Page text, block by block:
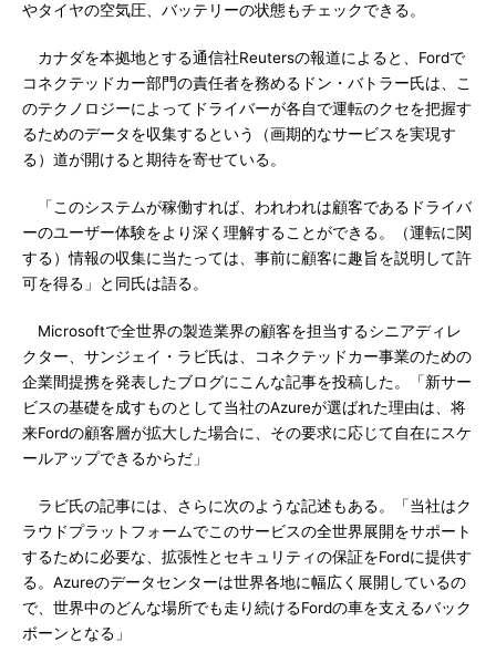
やタイヤの空気圧、バッテリーの状態もチェックできる。
カナダを本拠地とする通信社Reutersの報道によると、Fordで
コネクテッドカー部門の責任者を務めるドン・バトラー氏は、こ
のテクノロジーによってドライバーが各自で運転のクセを把握す
るためのデータを収集するという（画期的なサービスを実現す
る）道が開けると期待を寄せている。
「このシステムが稼働すれば、われわれは顧客であるドライバ
ーのユーザー体験をより深く理解することができる。（運転に関
する）情報の収集に当たっては、事前に顧客に趣旨を説明して許
可を得る」と同氏は語る。
Microsoftで全世界の製造業界の顧客を担当するシニアディレ
クター、サンジェイ・ラビ氏は、コネクテッドカー事業のための
企業間提携を発表したブログにこんな記事を投稿した。「新サー
ビスの基礎を成すものとして当社のAzureが選ばれた理由は、将
来Fordの顧客層が拡大した場合に、その要求に応じて自在にスケ
ールアップできるからだ」
ラビ氏の記事には、さらに次のような記述もある。「当社はク
ラウドプラットフォームでこのサービスの全世界展開をサポート
するために必要な、拡張性とセキュリティの保証をFordに提供す
る。Azureのデータセンターは世界各地に幅広く展開しているの
で、世界中のどんな場所でも走り続けるFordの車を支えるバック
ボーンとなる」